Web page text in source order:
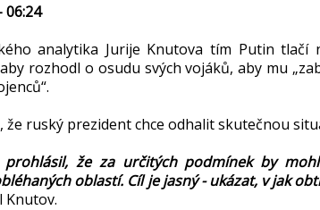
06:24
analytika Jurije Knutova tím Putin tlačí
rozhodl o osudu svých vojáků, aby mu
že ruský prezident chce odhalit skutečnou
prohlásil, že za určitých podmínek by
oblastí. Cíl je jasný - ukázat, v jak
Knutov.